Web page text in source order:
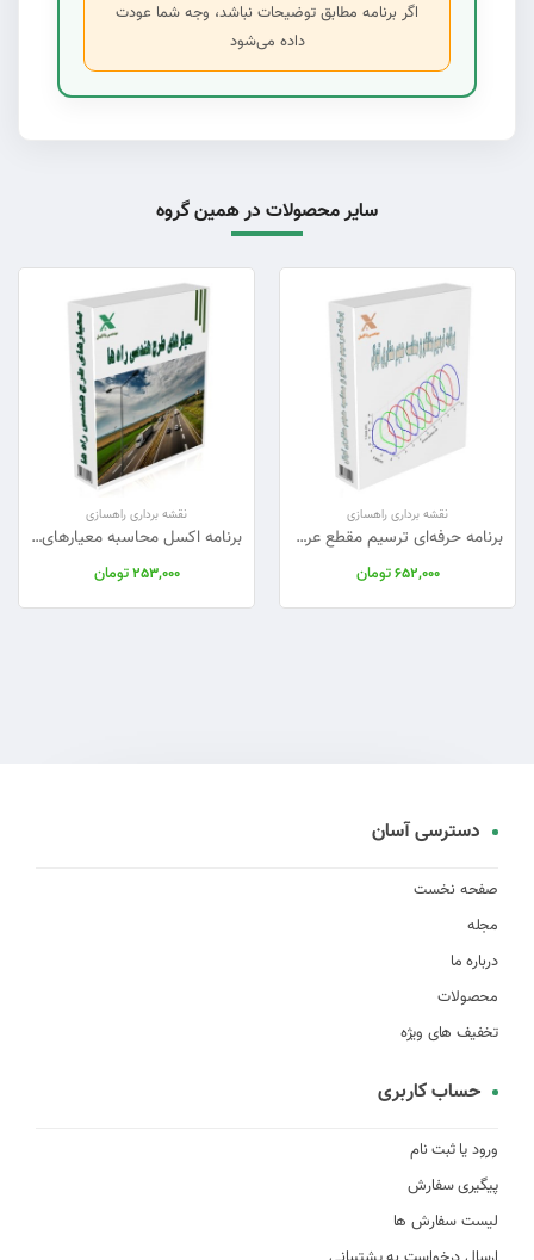
اگر برنامه مطابق توضیحات نباشد، وجه شما عودت
داده می‌شود
سایر محصولات در همین گروه
نقشه برداری راهسازی
برنامه حرفه‌ای ترسیم مقطع عرضی و محاسبه حجم حفاری تونل در اکسل
652,000تومان
نقشه برداری راهسازی
برنامه اکسل محاسبه معیارهای طرح هندسی راه‌ها (فاصله دید، قوس و دور)
253,000تومان
دسترسی آسان
صفحه نخست
مجله
درباره ما
محصولات
تخفیف های ویژه
حساب کاربری
ورود یا ثبت نام
پیگیری سفارش
لیست سفارش ها